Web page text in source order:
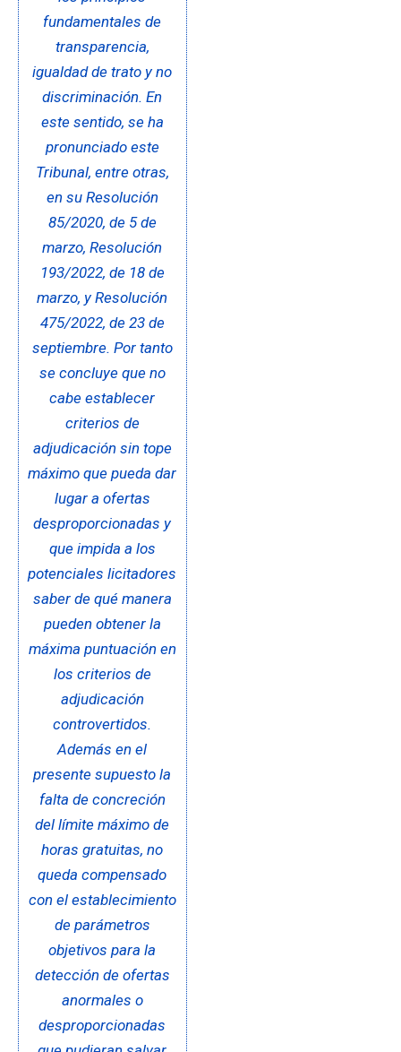
fundamentales de
transparencia,
igualdad de trato y no
discriminación. En
este sentido, se ha
pronunciado este
Tribunal, entre otras,
en su Resolución
85/2020, de 5 de
marzo, Resolución
193/2022, de 18 de
marzo, y Resolución
475/2022, de 23 de
septiembre. Por tanto
se concluye que no
cabe establecer
criterios de
adjudicación sin tope
máximo que pueda dar
lugar a ofertas
desproporcionadas y
que impida a los
potenciales licitadores
saber de qué manera
pueden obtener la
máxima puntuación en
los criterios de
adjudicación
controvertidos.
Además en el
presente supuesto la
falta de concreción
del límite máximo de
horas gratuitas, no
queda compensado
con el establecimiento
de parámetros
objetivos para la
detección de ofertas
anormales o
desproporcionadas